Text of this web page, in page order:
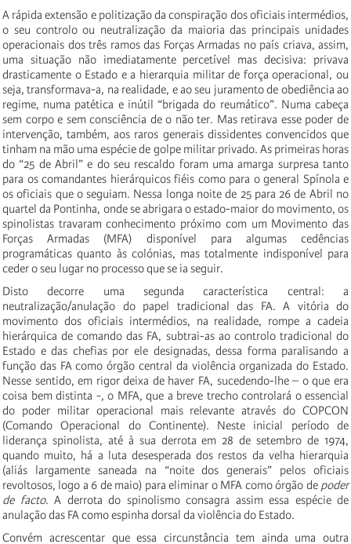
A rápida extensão e politização da conspiração dos oficiais intermédios,
o seu controlo ou neutralização da maioria das principais unidades
operacionais dos três ramos das Forças Armadas no país criava, assim,
uma situação não imediatamente percetível mas decisiva: privava
drasticamente o Estado e a hierarquia militar de força operacional, ou
seja, transformava-a, na realidade, e ao seu juramento de obediência ao
regime, numa patética e inútil “brigada do reumático”. Numa cabeça
sem corpo e sem consciência de o não ter. Mas retirava esse poder de
intervenção, também, aos raros generais dissidentes convencidos que
tinham na mão uma espécie de golpe militar privado. As primeiras horas
do “25 de Abril” e do seu rescaldo foram uma amarga surpresa tanto
para os comandantes hierárquicos fiéis como para o general Spínola e
os oficiais que o seguiam. Nessa longa noite de 25 para 26 de Abril no
quartel da Pontinha, onde se abrigara o estado-maior do movimento, os
spinolistas travaram conhecimento próximo com um Movimento das
Forças Armadas (MFA) disponível para algumas cedências
programáticas quanto às colónias, mas totalmente indisponível para
ceder o seu lugar no processo que se ia seguir.
Disto decorre uma segunda característica central: a
neutralização/anulação do papel tradicional das FA. A vitória do
movimento dos oficiais intermédios, na realidade, rompe a cadeia
hierárquica de comando das FA, subtrai-as ao controlo tradicional do
Estado e das chefias por ele designadas, dessa forma paralisando a
função das FA como órgão central da violência organizada do Estado.
Nesse sentido, em rigor deixa de haver FA, sucedendo-lhe – o que era
coisa bem distinta -, o MFA, que a breve trecho controlará o essencial
do poder militar operacional mais relevante através do COPCON
(Comando Operacional do Continente). Neste inicial período de
liderança spinolista, até à sua derrota em 28 de setembro de 1974,
quando muito, há a luta desesperada dos restos da velha hierarquia
(aliás largamente saneada na “noite dos generais” pelos oficiais
revoltosos, logo a 6 de maio) para eliminar o MFA como órgão de poder
de facto. A derrota do spinolismo consagra assim essa espécie de
anulação das FA como espinha dorsal da violência do Estado.
Convém acrescentar que essa circunstância tem ainda uma outra